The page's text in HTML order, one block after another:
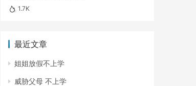
1.7K
最近文章
姐姐放假不上学
威胁父母 不上学